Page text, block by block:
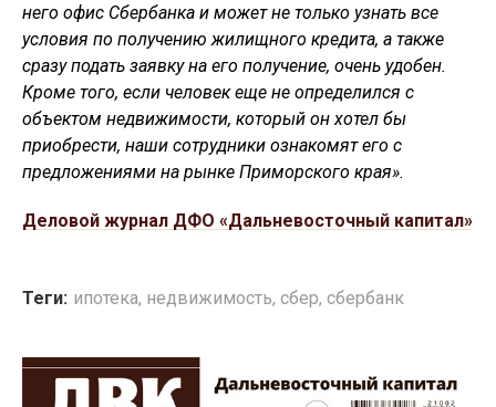
него офис Сбербанка и может не только узнать все
условия по получению жилищного кредита, а также
сразу подать заявку на его получение, очень удобен.
Кроме того, если человек еще не определился с
объектом недвижимости, который он хотел бы
приобрести, наши сотрудники ознакомят его с
предложениями на рынке Приморского края».
Деловой журнал ДФО «Дальневосточный капитал»
Теги: ипотека, недвижимость, сбер, сбербанк